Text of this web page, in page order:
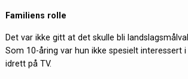
Familiens rolle
Det var ikke gitt at det skulle bli
Som 10-åring var hun ikke spesielt interessert
idrett på TV.